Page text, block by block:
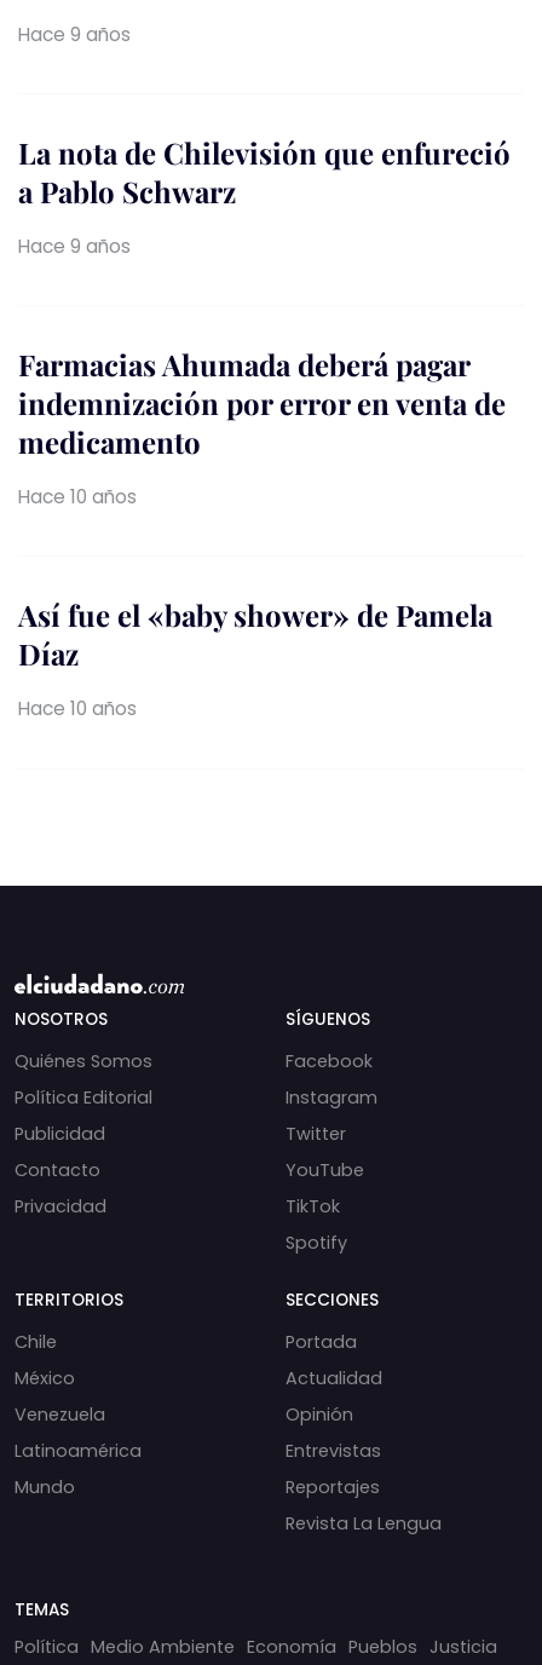
Hace 9 años
La nota de Chilevisión que enfureció
a Pablo Schwarz
Hace 9 años
Farmacias Ahumada deberá pagar
indemnización por error en venta de
medicamento
Hace 10 años
Así fue el «baby shower» de Pamela
Díaz
Hace 10 años
NOSOTROS
Quiénes Somos
Política Editorial
Publicidad
Contacto
Privacidad
SÍGUENOS
Facebook
Instagram
Twitter
YouTube
TikTok
Spotify
TERRITORIOS
Chile
México
Venezuela
Latinoamérica
Mundo
SECCIONES
Portada
Actualidad
Opinión
Entrevistas
Reportajes
Revista La Lengua
TEMAS
Política Medio Ambiente Economía Pueblos Justicia